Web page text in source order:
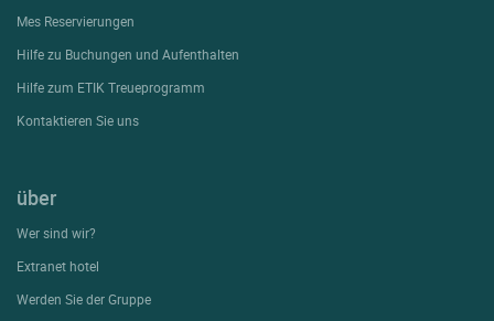
Mes Reservierungen
Hilfe zu Buchungen und Aufenthalten
Hilfe zum ETIK Treueprogramm
Kontaktieren Sie uns
über
Wer sind wir?
Extranet hotel
Werden Sie der Gruppe